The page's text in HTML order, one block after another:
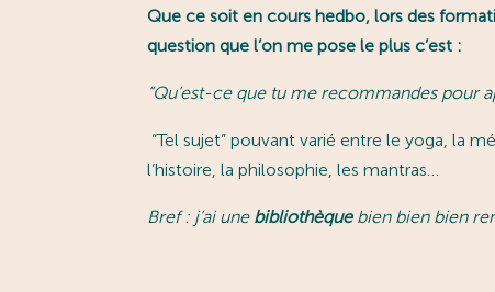
Que ce soit en cours hedbo, lors des
question que l’on me pose le plus c’est :
“Qu’est-ce que tu me recommandes pour
“Tel sujet” pouvant varié entre le yoga, la
l’histoire, la philosophie, les mantras…
Bref : j’ai une bibliothèquebien bien bien